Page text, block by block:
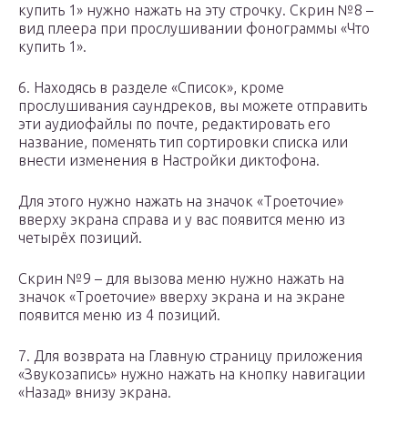
купить 1» нужно нажать на эту строчку. Скрин №8 –
вид плеера при прослушивании фонограммы «Что
купить 1».
6. Находясь в разделе «Список», кроме
прослушивания саундреков, вы можете отправить
эти аудиофайлы по почте, редактировать его
название, поменять тип сортировки списка или
внести изменения в Настройки диктофона.
Для этого нужно нажать на значок «Троеточие»
вверху экрана справа и у вас появится меню из
четырёх позиций.
Скрин №9 – для вызова меню нужно нажать на
значок «Троеточие» вверху экрана и на экране
появится меню из 4 позиций.
7. Для возврата на Главную страницу приложения
«Звукозапись» нужно нажать на кнопку навигации
«Назад» внизу экрана.